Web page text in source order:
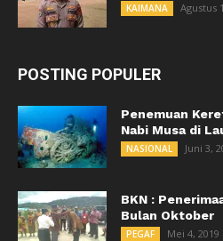
KAIMANA Agustus
POSTING POPULER
Penemuan
Nabi Musa di
NASIONAL Juni 3,
BKN :
Bulan Oktober
PEGAF Mei 4, 2019